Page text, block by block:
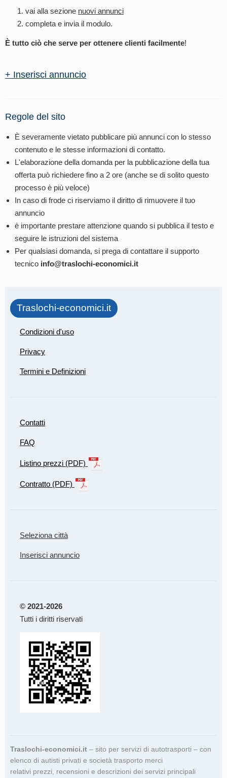
vai alla sezione nuovi annunci
completa e invia il modulo.
È tutto ciò che serve per ottenere clienti facilmente!
+ Inserisci annuncio
Regole del sito
È severamente vietato pubblicare più annunci con lo stesso
contenuto e le stesse informazioni di contatto.
L'elaborazione della domanda per la pubblicazione della tua
offerta può richiedere fino a 2 ore (anche se di solito questo
processo è più veloce)
In caso di frode ci riserviamo il diritto di rimuovere il tuo
annuncio
è importante prestare attenzione quando si pubblica il testo e
seguire le istruzioni del sistema
Per qualsiasi domanda, si prega di contattare il supporto
tecnico info@traslochi-economici.it
Traslochi-economici.it
Condizioni d'uso
Privacy
Termini e Definizioni
Contatti
FAQ
Listino prezzi (PDF)
Contratto (PDF)
Seleziona città
Inserisci annuncio
© 2021-2026
Tutti i diritti riservati
Traslochi-economici.it – sito per servizi di autotrasporti – con
elenco di autisti privati e società trasporto merci
relativi prezzi, recensioni e descrizioni dei servizi principali